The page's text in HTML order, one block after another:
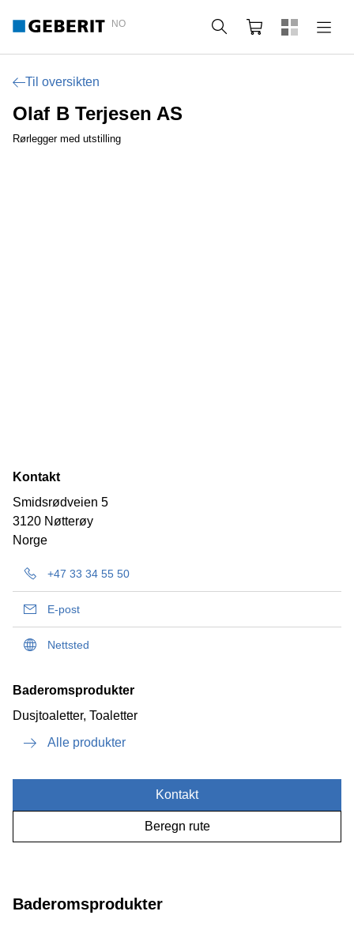
NO Søk Handlekurv
Til oversikten
Olaf B Terjesen AS
Rørlegger med utstilling
Kontakt
Smidsrødveien 5
3120 Nøtterøy
Norge
+47 33 34 55 50
E-post
Nettsted
Baderomsprodukter
Dusjtoaletter, Toaletter
Alle produkter
Kontakt
Beregn rute
Baderomsprodukter